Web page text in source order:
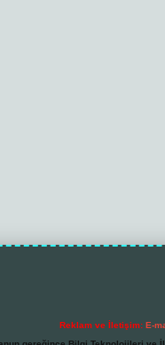
Reklam ve İletişim: E-